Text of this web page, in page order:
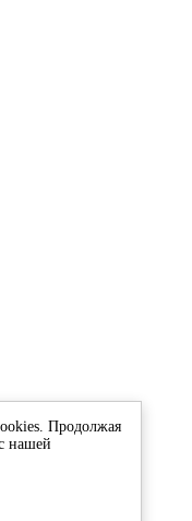
Продолжая
нашей